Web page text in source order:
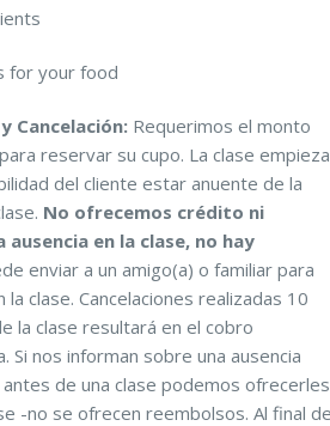
for your food
Cancelación: Requerimos el monto
reservar su cupo. La clase empieza
del cliente estar anuente de la
No ofrecemos crédito ni
en la clase, no hay
enviar a un amigo(a) o familiar para
la clase. Cancelaciones realizadas 10
la clase resultará en el cobro
Si nos informan sobre una ausencia
de una clase podemos ofrecerles
-no se ofrecen reembolsos. Al final